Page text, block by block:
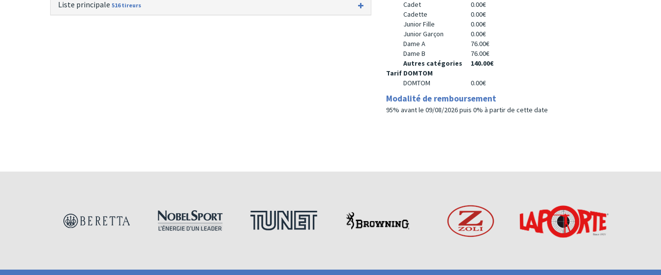
Liste principale 516 tireurs
Cadet
0.00€
Cadette
0.00€
Junior Fille
0.00€
Junior Garçon
0.00€
Dame A
76.00€
Dame B
76.00€
Autres catégories
140.00€
Tarif DOMTOM
DOMTOM
0.00€
Modalité de remboursement
95% avant le 09/08/2026 puis 0% à partir de cette date